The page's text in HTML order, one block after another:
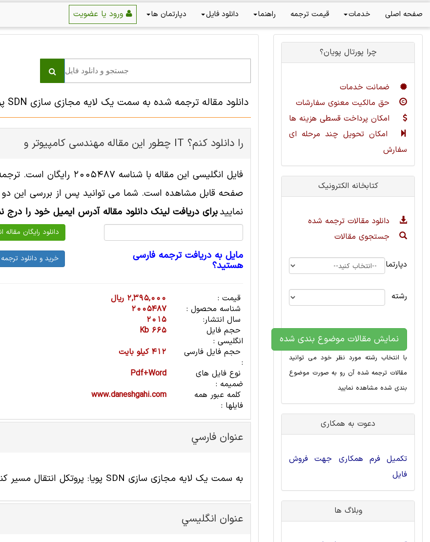
صفحه اصلی خدمات قیمت ترجمه راهنما دانلود فایل دپارتمان ها
دانلود مقاله ترجمه شده به سمت یک لایه مجازی سازی SDN پویا: پروتکل انتقال مسیر کنترل
چطور این مقاله مهندسی کامپیوتر و IT را دانلود کنم؟
صفحه قابل مشاهده است. شما می توانید پس از بررسی این دو
نماییدبرای دریافت لینک دانلود مقاله آدرس ایمیل خود را درج
مایل به دریافت ترجمه فارسی
هستید؟
قیمت :
2,395,000 ریال
شناسه محصول :
2005487
سال انتشار:
2015
حجم فایل
انگلیسی :
665 Kb
حجم فایل فارسی
:
412 کیلو بایت
نوع فایل های
ضمیمه :
Pdf+Word
کلمه عبور همه
فایلها :
www.daneshgahi.com
عنوان فارسي
به سمت یک لایه مجازی سازی SDN پویا: پروتکل انتقال مسیر کنترل
عنوان انگليسي
چرا پورتال پویان؟
ضمانت خدمات
حق مالکیت معنوی سفارشات
امکان پرداخت قسطی هزینه ها
امکان تحویل چند مرحله ای
سفارش
کتابخانه الکترونیک
دانلود مقالات ترجمه شده
جستجوی مقالات
دپارتمان
رشته
نمایش مقالات موضوع بندی شده
با انتخاب رشته مورد نظر خود می توانید
مقالات ترجمه شده آن رو به صورت موضوع
بندی شده مشاهده نمایید
دعوت به همکاری
تکمیل فرم همکاری جهت فروش
فایل
وبلاگ ها